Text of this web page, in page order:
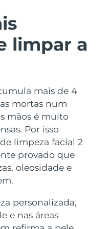
limpar a
mais de 4
mortas num
mãos é muito
Por isso
limpeza facial 2
provado que
oleosidade e
personalizada,
e nas áreas
on-the-go
& lips
red light therapy
Cuidado oral
toothbrush
sonic toothbrush
Tratamentos LED
Entrega prevista8/12/26
Entrega prevista8/17/26
Entrega prevista8/14/26
Entrega prevista8/16/26
Entrega prevista8/11/26
Entrega prevista